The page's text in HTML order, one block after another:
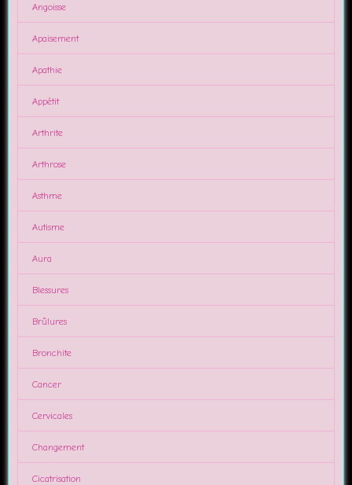
Angoisse
Apaisement
Apathie
Appétit
Arthrite
Arthrose
Asthme
Autisme
Aura
Blessures
Brûlures
Bronchite
Cancer
Cervicales
Changement
Cicatrisation